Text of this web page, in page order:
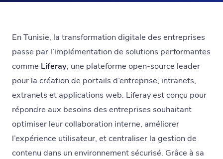
En Tunisie, la transformation digitale des entreprises
passe par l’implémentation de solutions performantes
comme Liferay, une plateforme open-source leader
pour la création de portails d’entreprise, intranets,
extranets et applications web. Liferay est conçu pour
répondre aux besoins des entreprises souhaitant
optimiser leur collaboration interne, améliorer
l’expérience utilisateur, et centraliser la gestion de
contenu dans un environnement sécurisé. Grâce à sa